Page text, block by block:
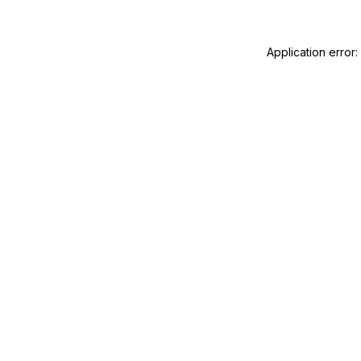
Application